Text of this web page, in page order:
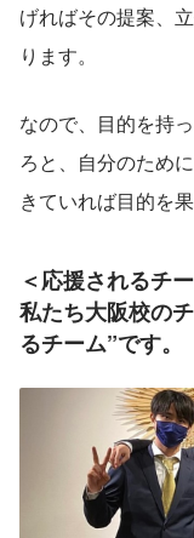
げればその提案、
ります。
なので、目的を持
ろと、自分のため
きていれば目的を
＜応援されるチ
私たち大阪校の
るチーム”です。